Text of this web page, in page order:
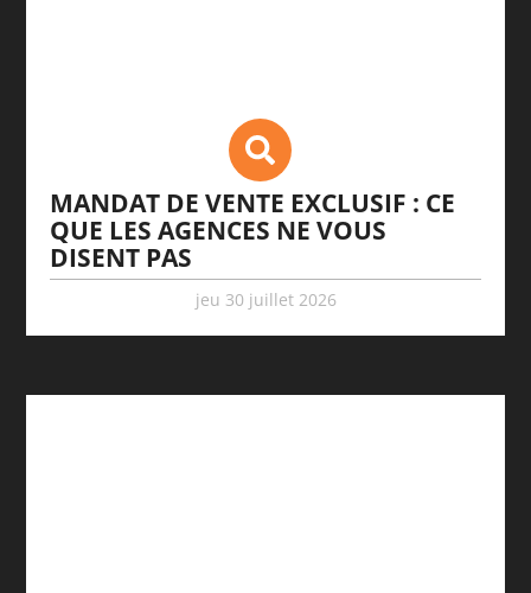
MANDAT DE VENTE EXCLUSIF : CE
QUE LES AGENCES NE VOUS
DISENT PAS
jeu 30 juillet 2026